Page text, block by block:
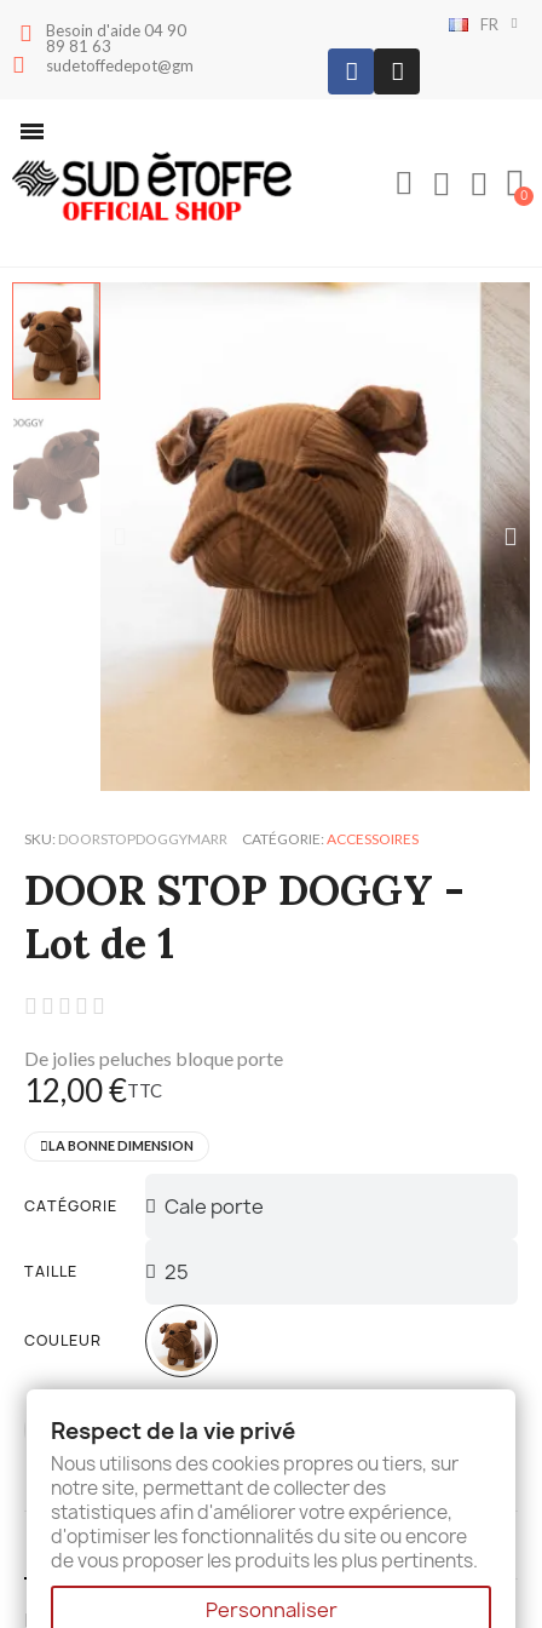
Besoin d'aide 04 90
89 81 63
sudetoffedepot@gmail.com
FR
SKU DOORSTOPDOGGYMARR CATÉGORIE ACCESSOIRES
DOOR STOP DOGGY -
Lot de 1
    
De jolies peluches bloque porte
12,00 €TTC
LA BONNE DIMENSION
CATÉGORIE
TAILLE
COULEUR
AJOUTER AU PANIER
Description Details Avis
De jolies peluches lestées sous la forme de nos animaux
Respect de la vie privé
Nous utilisons des cookies propres ou tiers, sur
notre site, permettant de collecter des
statistiques afin d'améliorer votre expérience,
d'optimiser les fonctionnalités du site ou encore
de vous proposer les produits les plus pertinents.
Personnaliser